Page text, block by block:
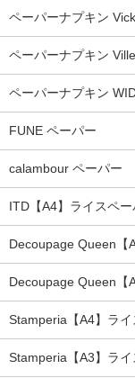
ペーパーナプキン
ペーパーナプキン
ペーパーナプキン
FUNE ペーパー
calambour ペーパー
ITD【A4】ライスペー
Decoupage Queen【
Decoupage Queen【
Stamperia【A4】ライ
Stamperia【A3】ライ